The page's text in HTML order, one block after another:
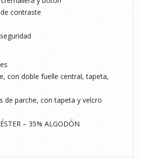
contraste
con doble fuelle central, tapeta,
de parche, con tapeta y velcro
– 35% ALGODÓN